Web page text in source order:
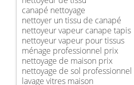
canapé nettoyage
nettoyer un tissu de canapé
nettoyeur vapeur canape tapis
nettoyeur vapeur pour tissus
ménage professionnel prix
nettoyage de maison prix
nettoyage de sol professionnel
lavage vitres maison